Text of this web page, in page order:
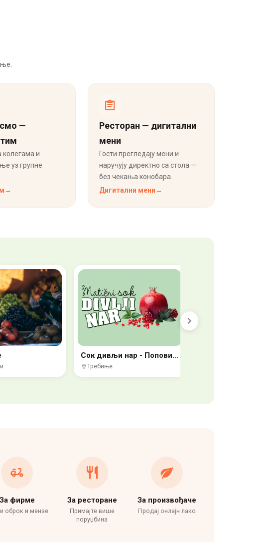
—
колегама и
уз групне
→
Ресторан — дигитални
мени
Гости прегледају мени и
наручују директно са стола —
без чекања конобара.
Дигитални мени→
Сок дивљи нар - Поповић Требиње
Требиње
За фирме
оброк и мензе
За ресторане
Примајте више
поруџбина
За произвођаче
Продај онлајн лако